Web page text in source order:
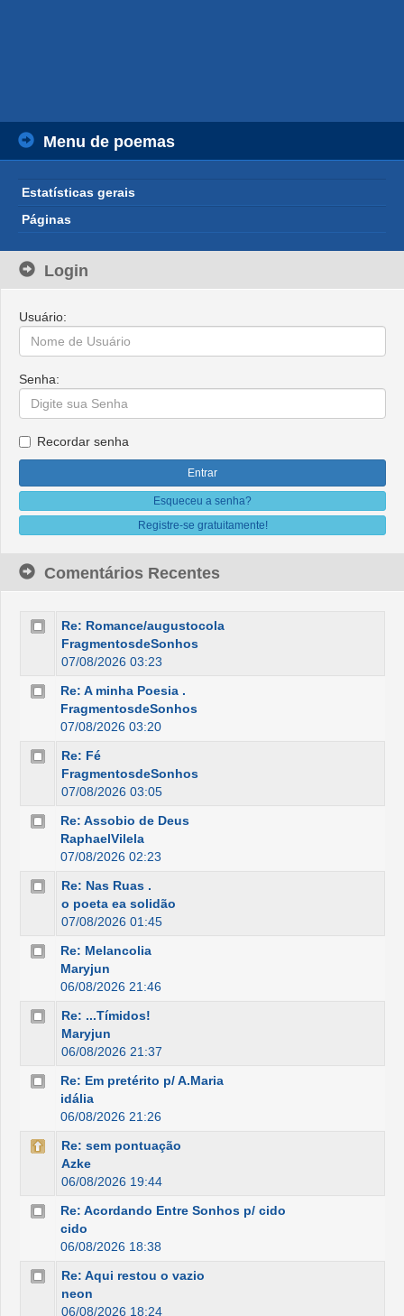
Menu de poemas
Estatísticas gerais
Páginas
Login
Usuário:
Senha:
Recordar senha
Esqueceu a senha?
Registre-se gratuitamente!
Comentários Recentes
Re: Romance/augustocola
FragmentosdeSonhos
07/08/2026 03:23
Re: A minha Poesia .
FragmentosdeSonhos
07/08/2026 03:20
Re: Fé
FragmentosdeSonhos
07/08/2026 03:05
Re: Assobio de Deus
RaphaelVilela
07/08/2026 02:23
Re: Nas Ruas .
o poeta ea solidão
07/08/2026 01:45
Re: Melancolia
Maryjun
06/08/2026 21:46
Re: ...Tímidos!
Maryjun
06/08/2026 21:37
Re: Em pretérito p/ A.Maria
idália
06/08/2026 21:26
Re: sem pontuação
Azke
06/08/2026 19:44
Re: Acordando Entre Sonhos p/ cido
cido
06/08/2026 18:38
Re: Aqui restou o vazio
neon
06/08/2026 18:24